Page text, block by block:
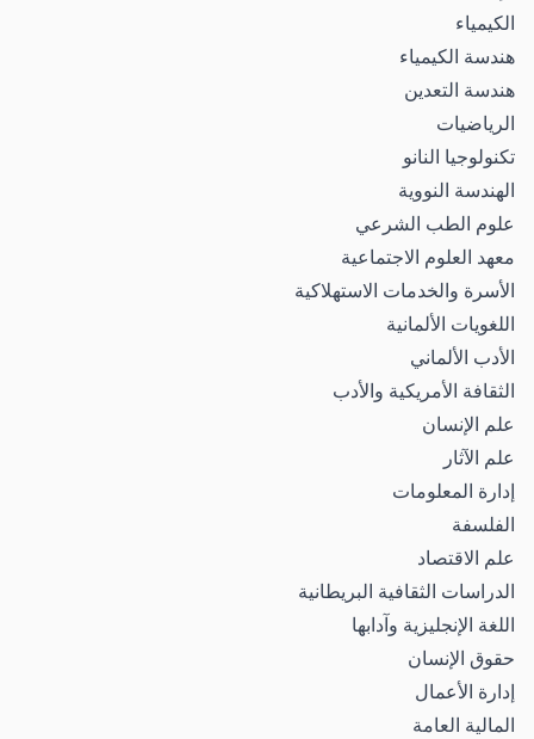
الكيمياء
هندسة الكيمياء
هندسة التعدين
الرياضيات
تكنولوجيا النانو
الهندسة النووية
علوم الطب الشرعي
معهد العلوم الاجتماعية
الأسرة والخدمات الاستهلاكية
اللغويات الألمانية
الأدب الألماني
الثقافة الأمريكية والأدب
علم الإنسان
علم الآثار
إدارة المعلومات
الفلسفة
علم الاقتصاد
الدراسات الثقافية البريطانية
اللغة الإنجليزية وآدابها
حقوق الإنسان
إدارة الأعمال
المالية العامة